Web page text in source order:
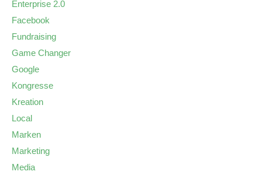
Enterprise 2.0
Facebook
Fundraising
Game Changer
Google
Kongresse
Kreation
Local
Marken
Marketing
Media